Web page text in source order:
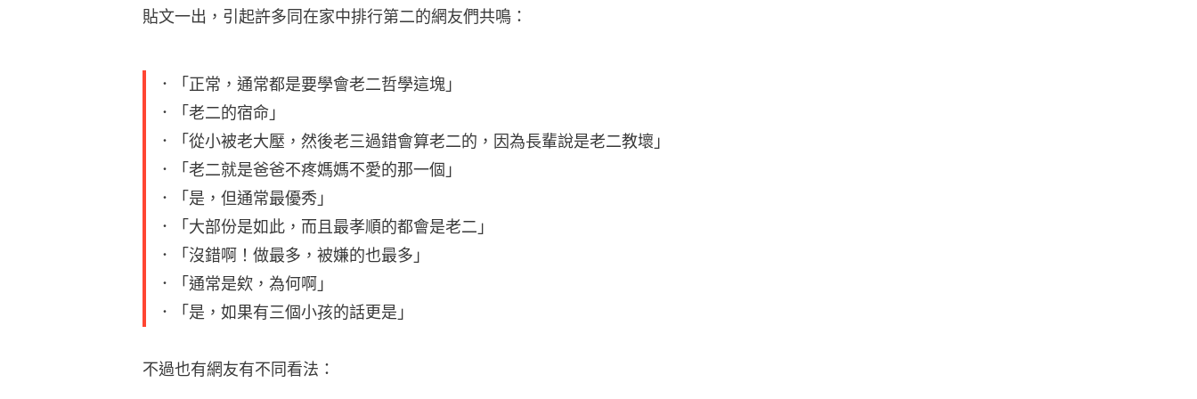
貼文一出，引起許多同在家中排行第二的網友們共鳴：
．「正常，通常都是要學會老二哲學這塊」
．「老二的宿命」
．「從小被老大壓，然後老三過錯會算老二的，因為長輩說是老二教壞」
．「老二就是爸爸不疼媽媽不愛的那一個」
．「是，但通常最優秀」
．「大部份是如此，而且最孝順的都會是老二」
．「沒錯啊！做最多，被嫌的也最多」
．「通常是欸，為何啊」
．「是，如果有三個小孩的話更是」
不過也有網友有不同看法：